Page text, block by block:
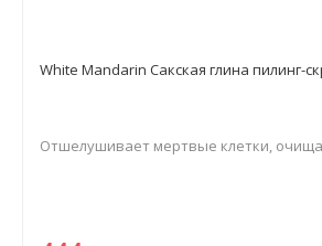
White Mandarin Сакская глина пилинг-
Отшелушивает мертвые клетки,